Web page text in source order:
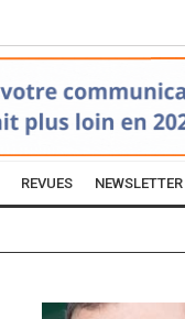
REVUES NEWSLETTER